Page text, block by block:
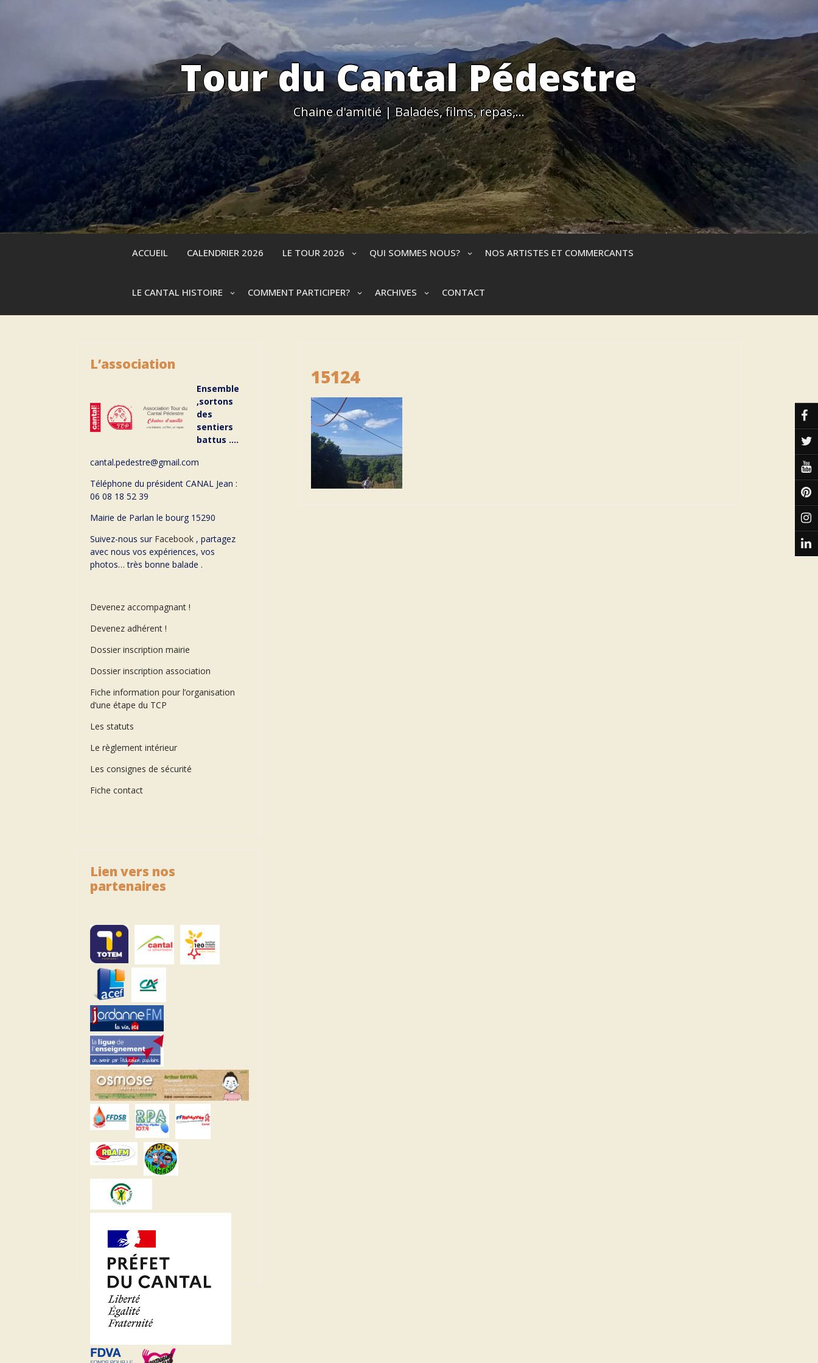
Tour du Cantal Pédestre
Chaine d'amitié | Balades, films, repas,…
ACCUEIL CALENDRIER 2026 LE TOUR 2026 QUI SOMMES NOUS? NOS ARTISTES ET COMMERCANTS
LE CANTAL HISTOIRE COMMENT PARTICIPER? ARCHIVES CONTACT
15124
L’association
Ensemble
,sortons
des
sentiers
battus ….
cantal.pedestre@gmail.com
Téléphone du président CANAL Jean :
06 08 18 52 39
Mairie de Parlan le bourg 15290
Suivez-nous sur Facebook , partagez
avec nous vos expériences, vos
photos… très bonne balade .
Devenez accompagnant !
Devenez adhérent !
Dossier inscription mairie
Dossier inscription association
Fiche information pour l’organisation
d’une étape du TCP
Les statuts
Le règlement intérieur
Les consignes de sécurité
Fiche contact
Lien vers nos
partenaires